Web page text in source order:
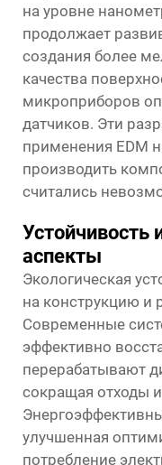
на уровне
продолжает
создания более
качества
микроприборов
датчиков. Эти
применения EDM
производить
считались
Устойчивость
аспекты
Экологическая
на конструкцию и
Современные
эффективно
перерабатывают
сокращая отходы
улучшенная
потребление